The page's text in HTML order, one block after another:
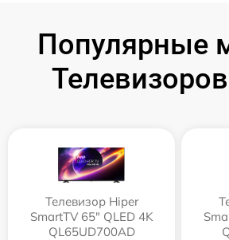
Популярные
Телевизор Hiper
SmartTV 65" QLED 4K
QL65UD700AD